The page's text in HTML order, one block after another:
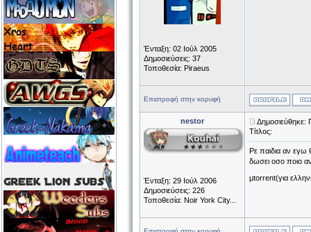
Ένταξη: 02 Ιούλ 2005
Δημοσιεύσεις: 37
Τοποθεσία: Piraeus
Επιστροφή στην κορυφή
nestor
Ένταξη: 29 Ιούλ 2006
Δημοσιεύσεις: 226
Τοποθεσία: Noir York City...
Τίτλος:
Ρε παιδια αν εγω
δωσει οσο ποιο
μtorrent(για